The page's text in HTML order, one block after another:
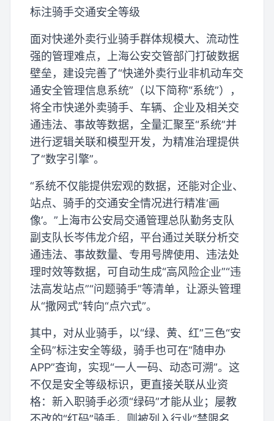
标注骑手交通安全等级
面对快递外卖行业骑手群体规模大、流动性
强的管理难点，上海公安交管部门打破数据
壁垒，建设完善了“快递外卖行业非机动车交
通安全管理信息系统”（以下简称“系统”），
将全市快递外卖骑手、车辆、企业及相关交
通违法、事故等数据，全量汇聚至“系统”并
进行逻辑关联和模型开发，为精准治理提供
了“数字引擎”。
“系统不仅能提供宏观的数据，还能对企业、
站点、骑手的交通安全情况进行精准‘画
像’。”上海市公安局交通管理总队勤务支队
副支队长岑伟龙介绍，平台通过关联分析交
通违法、事故数量、专用号牌使用、违法处
理时效等数据，可自动生成“高风险企业”“违
法高发站点”“问题骑手”等清单，让源头管理
从“撒网式”转向“点穴式”。
其中，对从业骑手，以“绿、黄、红”三色“安
全码”标注安全等级，骑手也可在“随申办
APP”查询，实现“一人一码、动态可溯”。这
不仅是安全等级标识，更直接关联从业资
格：新入职骑手必须“绿码”才能从业；屡教